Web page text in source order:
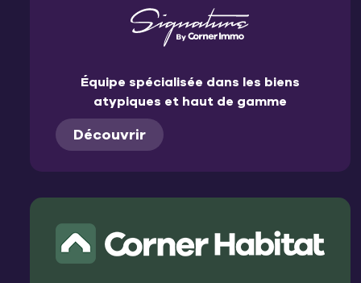
Équipe spécialisée dans les biens
atypiques et haut de gamme
Découvrir